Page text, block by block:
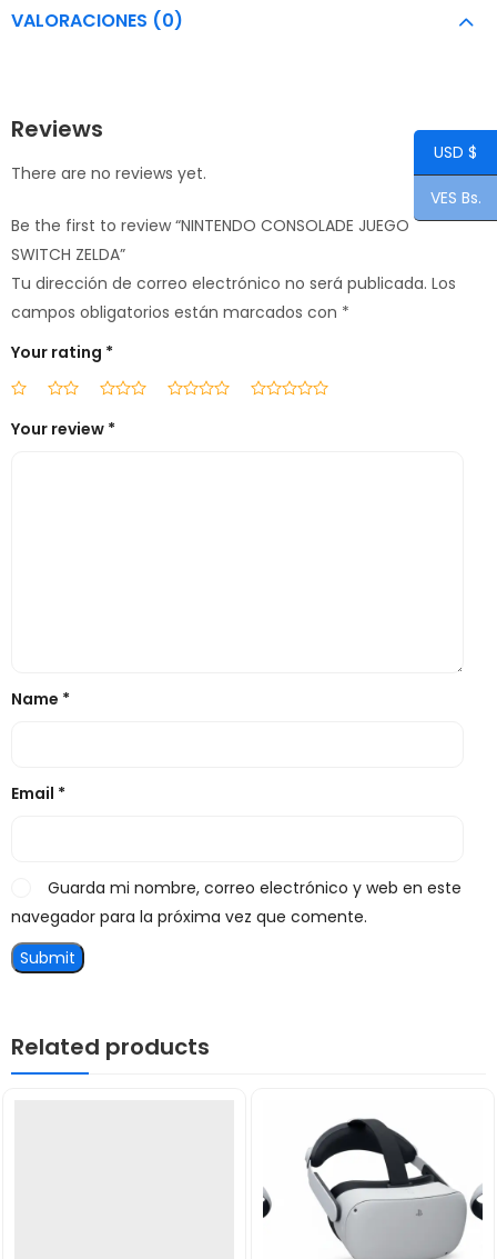
VALORACIONES (0)
Reviews
There are no reviews yet.
Be the first to review “NINTENDO CONSOLADE JUEGO
SWITCH ZELDA”
Tu dirección de correo electrónico no será publicada. Los
campos obligatorios están marcados con *
Your rating *
Your review *
Name *
Email *
Guarda mi nombre, correo electrónico y web en este
navegador para la próxima vez que comente.
Related products
USD $
VES Bs.